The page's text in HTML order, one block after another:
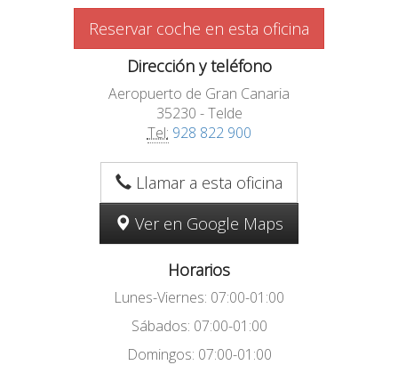
Reservar coche en esta oficina
Dirección y teléfono
Aeropuerto de Gran Canaria
35230 - Telde
Tel: 928 822 900
Llamar a esta oficina
Ver en Google Maps
Horarios
Lunes-Viernes: 07:00-01:00
Sábados: 07:00-01:00
Domingos: 07:00-01:00